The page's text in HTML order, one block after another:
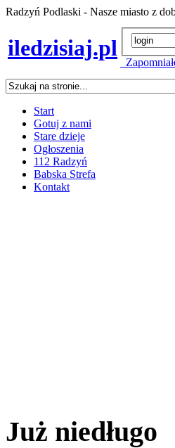
Radzyń Podlaski - Nasze miasto z
iledzisiaj.pl
Start
Gotuj z nami
Stare dzieje
Ogłoszenia
112 Radzyń
Babska Strefa
Kontakt
Już niedługo